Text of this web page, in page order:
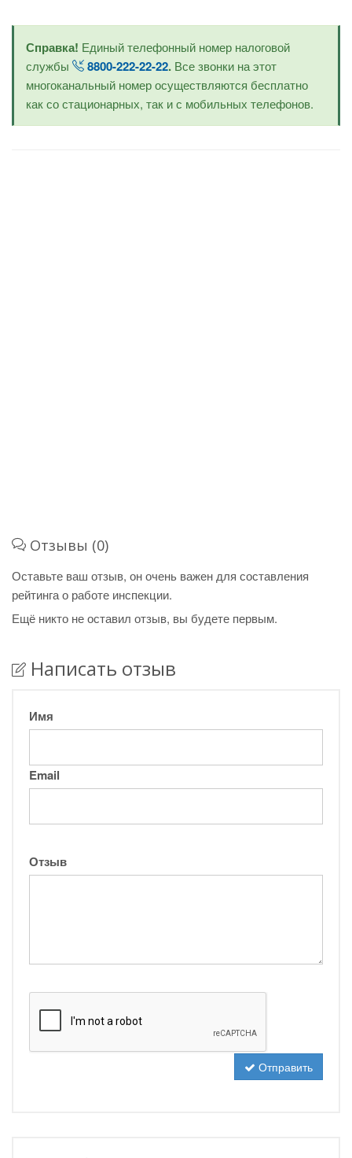
Справка! Единый телефонный номер налоговой
службы
8800-222-22-22. Все звонки на этот
многоканальный номер осуществляются бесплатно
как со стационарных, так и с мобильных телефонов.
Отзывы (0)
Оставьте ваш отзыв, он очень важен для составления
рейтинга о работе инспекции.
Ещё никто не оставил отзыв, вы будете первым.
Написать отзыв
Имя
Email
Отзыв
Отправить